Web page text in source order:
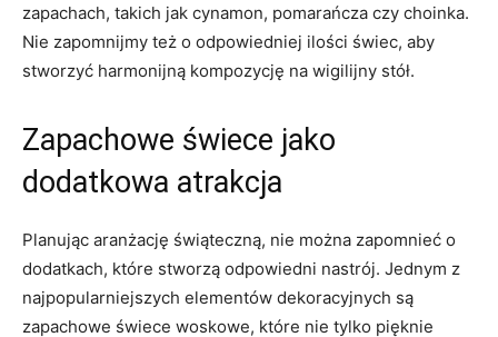
zapachach, takich jak cynamon,​ pomarańcza czy choinka.
Nie ‌zapomnijmy też​ o odpowiedniej ilości świec, aby
stworzyć ⁣harmonijną kompozycję na wigilijny stół.
Zapachowe świece⁣ jako
dodatkowa‌ atrakcja
Planując ⁢aranżację świąteczną,‍ nie można zapomnieć o
dodatkach, ⁣które stworzą ⁣odpowiedni nastrój. Jednym⁣ z‌
najpopularniejszych elementów​ dekoracyjnych są
zapachowe świece woskowe,⁣ które nie tylko pięknie